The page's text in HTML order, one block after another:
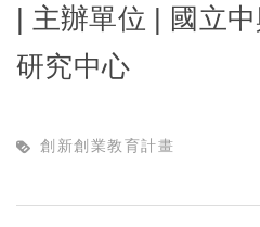
| 主辦單位 | 國立
研究中心
創新創業教育計畫